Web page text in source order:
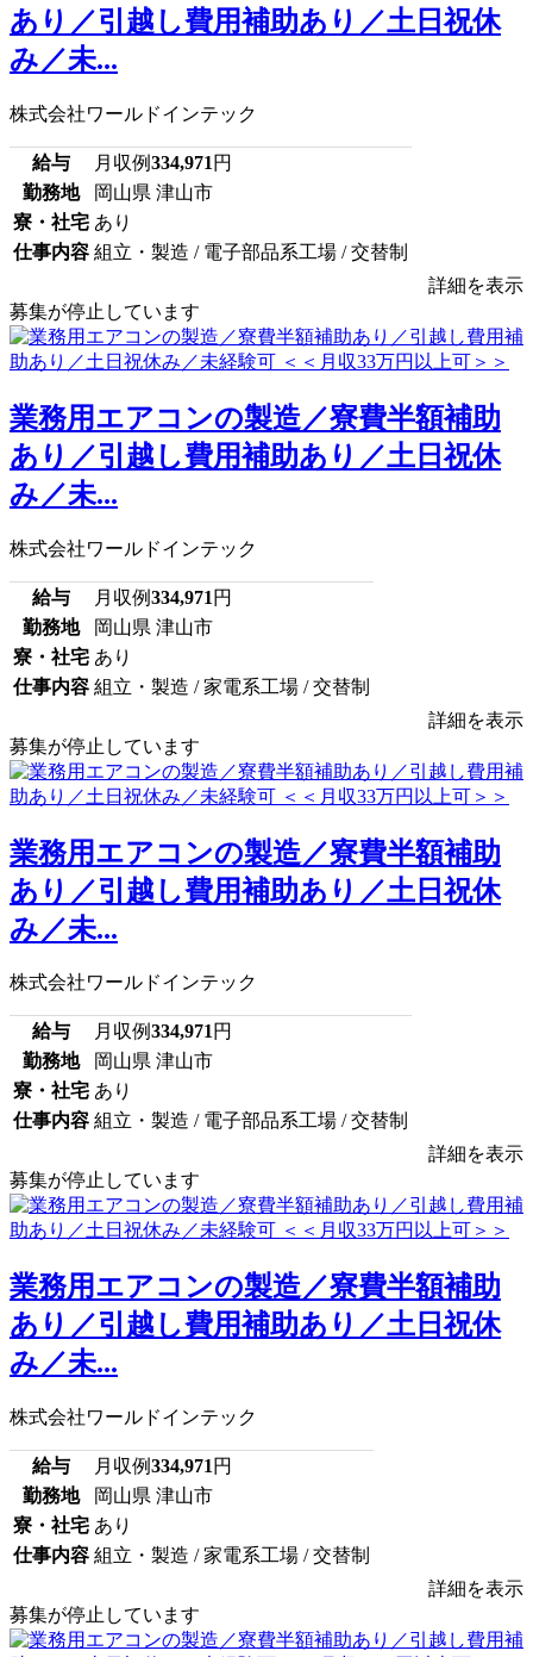
あり／引越し費用補助あり／土日祝休
み／未...
株式会社ワールドインテック
給与 月収例334,971 円
勤務地
岡山県 津山市
寮・社宅 あり
仕事内容 組立・製造 / 電子部品系工場 / 交替制
詳細を表示
募集が停止しています
業務用エアコンの製造／寮費半額補助
あり／引越し費用補助あり／土日祝休
み／未...
株式会社ワールドインテック
給与 月収例334,971 円
勤務地
岡山県 津山市
寮・社宅 あり
仕事内容 組立・製造 / 家電系工場 / 交替制
詳細を表示
募集が停止しています
業務用エアコンの製造／寮費半額補助
あり／引越し費用補助あり／土日祝休
み／未...
株式会社ワールドインテック
給与 月収例334,971円
勤務地
岡山県 津山市
寮・社宅 あり
仕事内容 組立・製造 / 電子部品系工場 / 交替制
詳細を表示
募集が停止しています
業務用エアコンの製造／寮費半額補助
あり／引越し費用補助あり／土日祝休
み／未...
株式会社ワールドインテック
給与 月収例334,971 円
勤務地
岡山県 津山市
寮・社宅 あり
仕事内容 組立・製造 / 家電系工場 / 交替制
詳細を表示
募集が停止しています